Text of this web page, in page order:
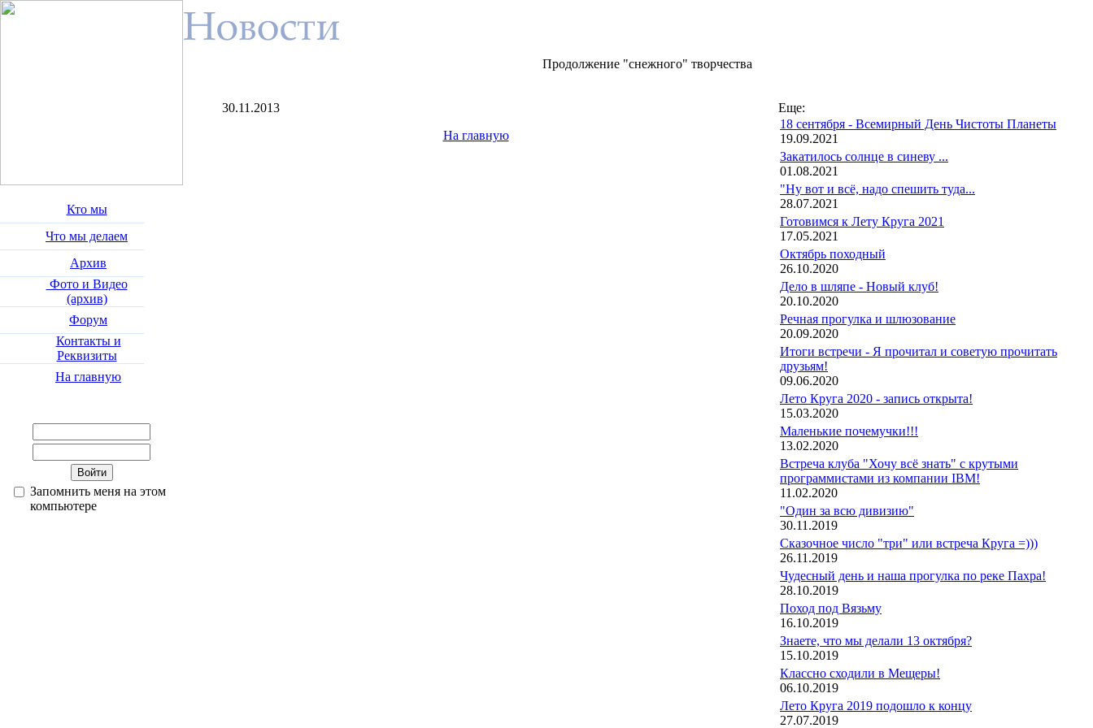
Кто мы
Что мы делаем
Архив
Фото и Видео
(архив)
Форум
Контакты и
Реквизиты
На главную
Запомнить меня на этом
компьютере
Продолжение "снежного" творчества
30.11.2013
На главную
Еще:
18 сентября - Всемирный День Чистоты Планеты
19.09.2021
Закатилось солнце в синеву ...
01.08.2021
"Ну вот и всё, надо спешить туда...
28.07.2021
Готовимся к Лету Круга 2021
17.05.2021
Октябрь походный
26.10.2020
Дело в шляпе - Новый клуб!
20.10.2020
Речная прогулка и шлюзование
20.09.2020
Итоги встречи - Я прочитал и советую прочитать
друзьям!
09.06.2020
Лето Круга 2020 - запись открыта!
15.03.2020
Маленькие почемучки!!!
13.02.2020
Встреча клуба "Хочу всё знать" с крутыми
программистами из компании IBM!
11.02.2020
"Один за всю дивизию"
30.11.2019
Сказочное число "три" или встреча Круга =)))
26.11.2019
Чудесный день и наша прогулка по реке Пахра!
28.10.2019
Поход под Вязьму
16.10.2019
Знаете, что мы делали 13 октября?
15.10.2019
Классно сходили в Мещеры!
06.10.2019
Лето Круга 2019 подошло к концу
27.07.2019